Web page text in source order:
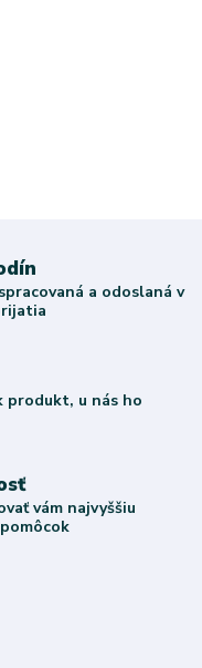
a odoslaná v
produkt, u nás ho
vám najvyššiu